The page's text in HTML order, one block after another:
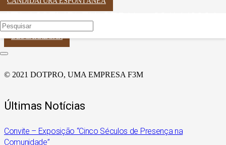
ATA ASSEMBLEIA GERAL – 22/11/2024
DESCARREGAR
© 2021 DOTPRO, UMA EMPRESA F3M
Últimas Notícias
Convite – Exposição “Cinco Séculos de Presença na
Comunidade”